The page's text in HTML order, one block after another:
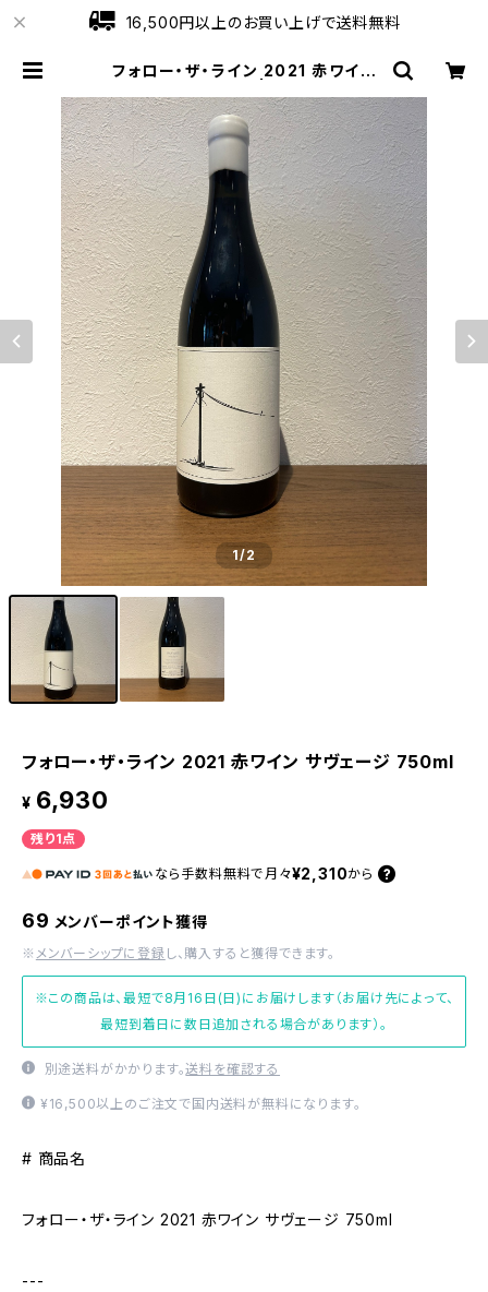
16,500円以上のお買い上げで送料無料
フォロー・ザ・ライン 2021 赤ワイン
ローブ
1/2
フォロー・ザ・ライン 2021 赤ワイン サヴェージ 750ml
¥ 6,930
残り1点
なら 手数料無料で 月々¥2,310から
69 メンバーポイント獲得
※ メンバーシップに登録 し、購入すると獲得できます。
※この商品は、最短で8月16日(日)にお届けします（お届け先によって、
最短到着日に数日追加される場合があります）。
別途送料がかかります。送料を確認する
¥16,500以上のご注文で国内送料が無料になります。
# 商品名
フォロー・ザ・ライン 2021 赤ワイン サヴェージ 750ml
---